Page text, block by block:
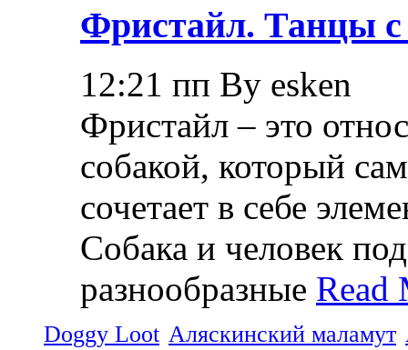
Фристайл. Танцы с
12:21 пп By esken
Фристайл – это
собакой, который
сочетает в себе
Собака и человек
разнообразные Read
Doggy Loot Аляскинский маламут